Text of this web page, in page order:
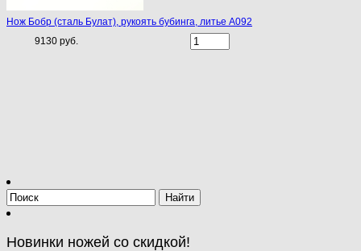
Нож Бобр (сталь Булат), рукоять бубинга, литье A092
9130 руб.
Новинки ножей со скидкой!